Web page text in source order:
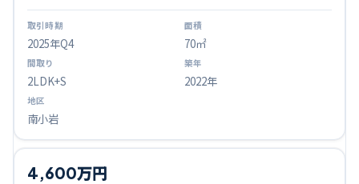
2025年Q4 70㎡
2LDK+S 2022年
南小岩
4,600万円